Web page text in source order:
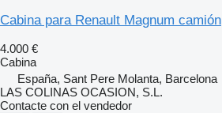
Cabina para Renault Magnum camión
4.000 €
Cabina
España, Sant Pere Molanta, Barcelona
LAS COLINAS OCASION, S.L.
Contacte con el vendedor